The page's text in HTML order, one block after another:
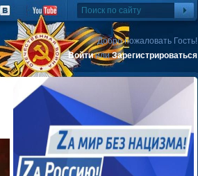
Добро пожаловать Гость!
ВойтиилиЗарегистрироваться